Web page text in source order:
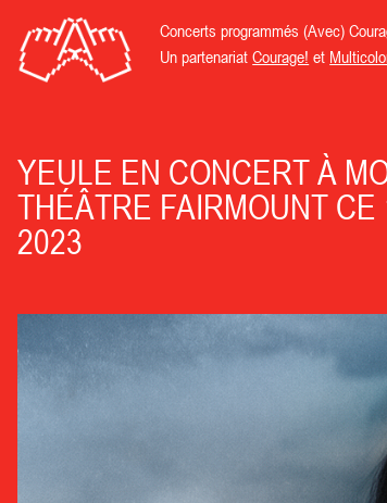
Concerts programmés (Avec)
Un partenariatCourage! et
YEULE EN CONCERT À
THÉÂTRE FAIRMOUNT CE
2023